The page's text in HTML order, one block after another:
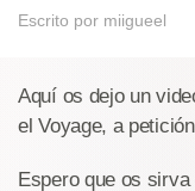
Escrito por miigueel
Aquí os dejo un
el Voyage, a
Espero que os sirva